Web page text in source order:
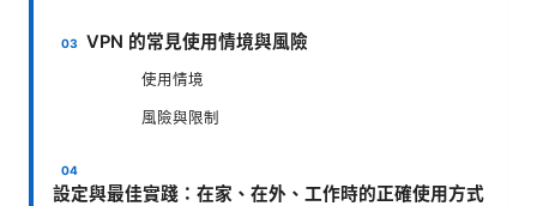
VPN 的常見使用情境與風險
使用情境
風險與限制
設定與最佳實踐：在家、在外、工作時的正確使用方式